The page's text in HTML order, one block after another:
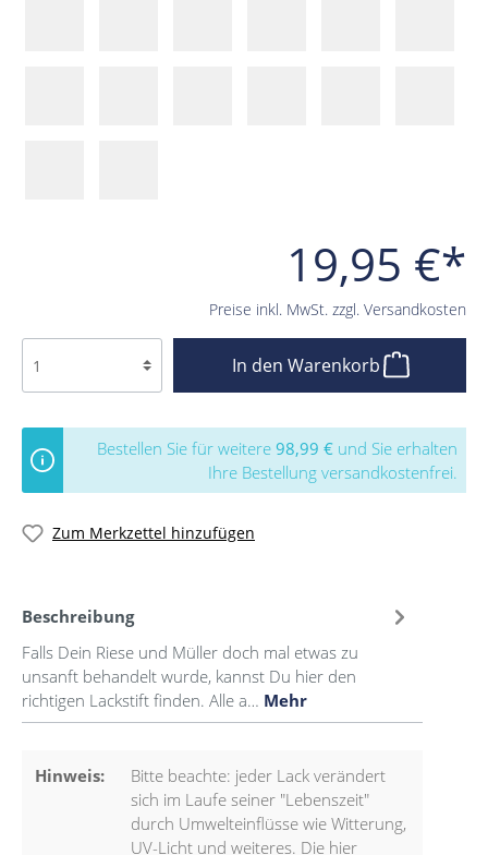
19,95 €*
Preise inkl. MwSt. zzgl. Versandkosten
In den Warenkorb
Bestellen Sie für weitere 98,99 € und Sie erhalten
Ihre Bestellung versandkostenfrei.
Zum Merkzettel hinzufügen
Beschreibung
Falls Dein Riese und Müller doch mal etwas zu
unsanft behandelt wurde, kannst Du hier den
richtigen Lackstift finden. Alle a… Mehr
Hinweis:
Bitte beachte: jeder Lack verändert
sich im Laufe seiner "Lebenszeit"
durch Umwelteinflüsse wie Witterung,
UV-Licht und weiteres. Die hier